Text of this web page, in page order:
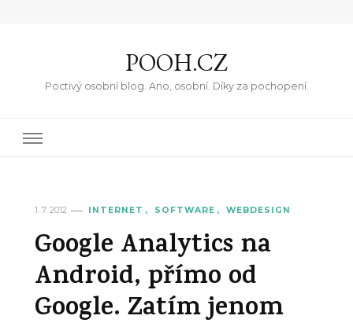
POOH.CZ
Poctivý osobní blog. Ano, osobní. Díky za pochopení.
1. 7. 2012 INTERNET SOFTWARE WEBDESIGN
Google Analytics na
Android, přímo od
Google. Zatím jenom